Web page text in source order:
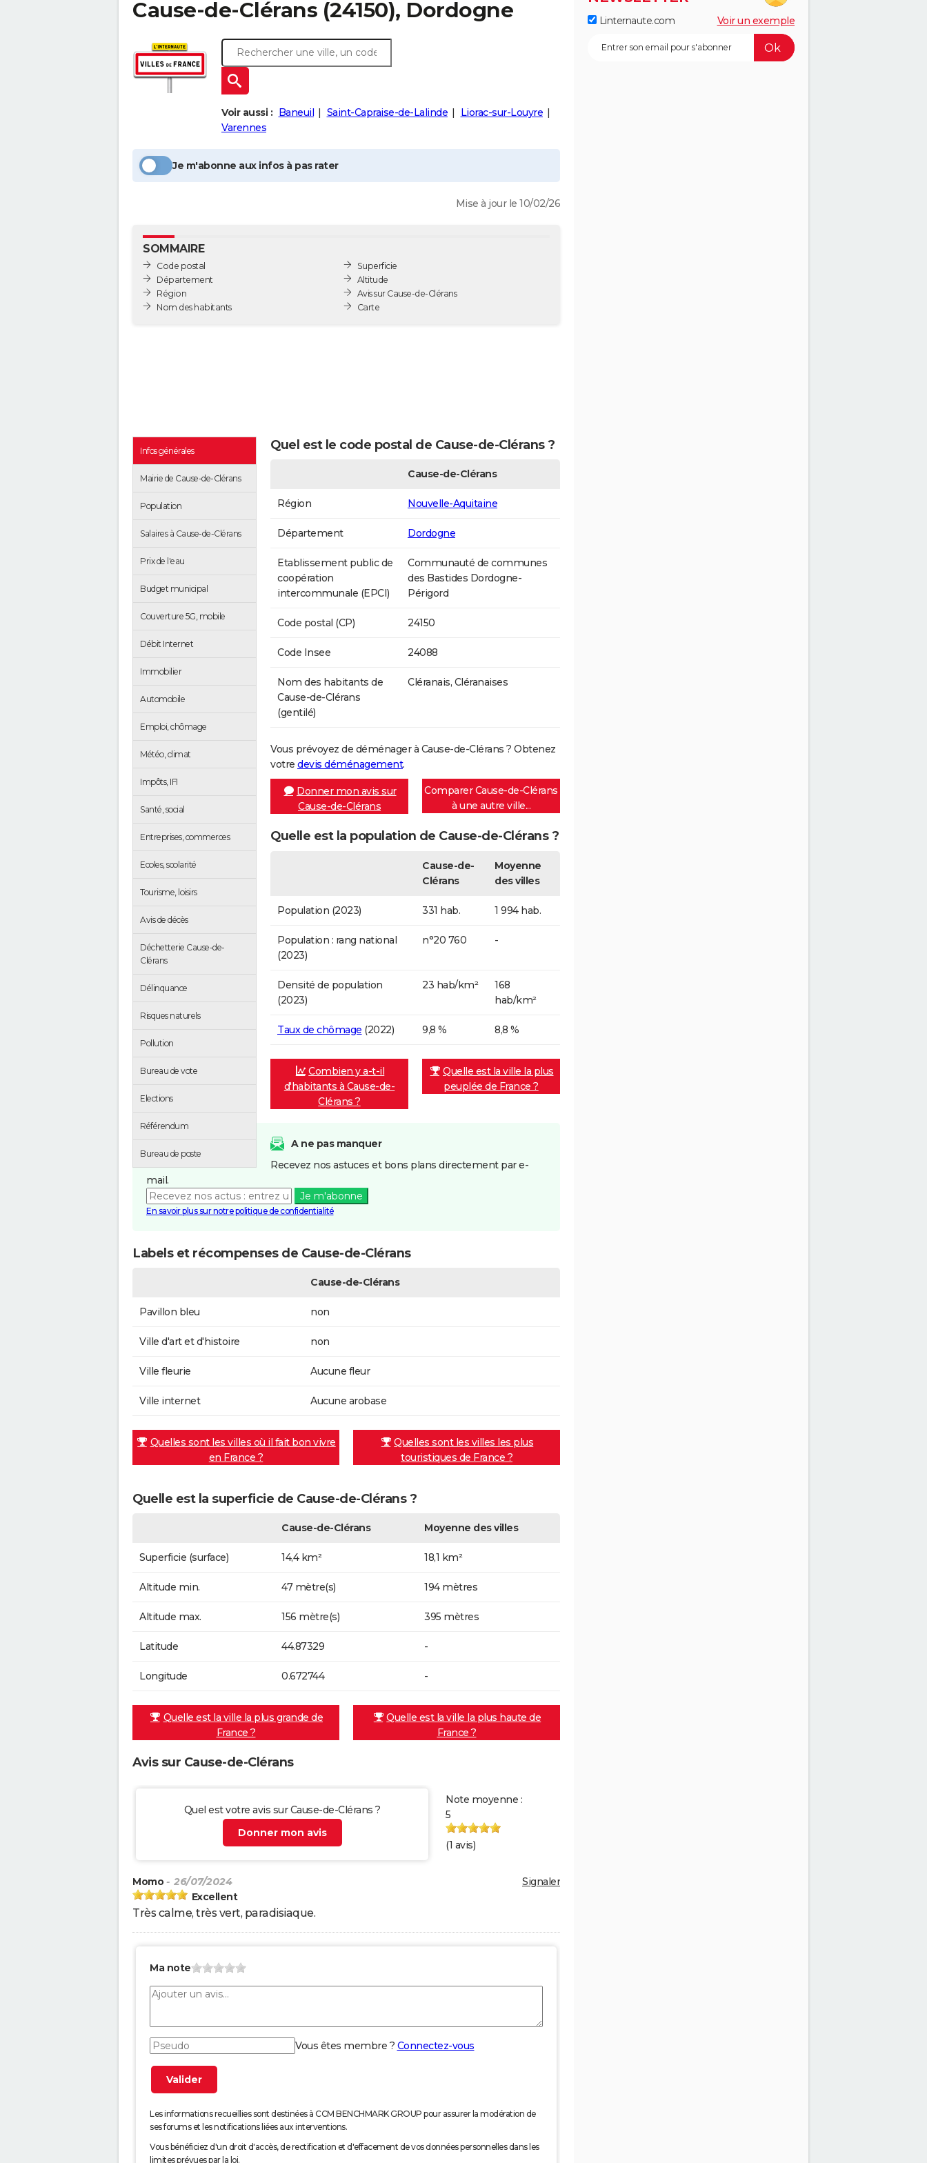
Cause-de-Clérans (24150), Dordogne
Voir aussi : Baneuil Saint-Capraise-de-Lalinde
Liorac-sur-Louyre
Varennes
Je m'abonne aux infos à pas rater
Mise à jour le 10/02/26
SOMMAIRE
Code postal
Département
Région
Nom des habitants
Superficie
Altitude
Avis sur Cause-de-Clérans
Carte
Infos générales
Mairie de Cause-de-Clérans
Population
Salaires à Cause-de-Clérans
Prix de l'eau
Budget municipal
Couverture 5G, mobile
Débit Internet
Immobilier
Automobile
Emploi, chômage
Météo, climat
Impôts, IFI
Santé, social
Entreprises, commerces
Ecoles, scolarité
Tourisme, loisirs
Avis de décès
Déchetterie Cause-de-
Clérans
Délinquance
Risques naturels
Pollution
Bureau de vote
Elections
Référendum
Bureau de poste
Quel est le code postal de Cause-de-Clérans ?
Cause-de-Clérans
Région Nouvelle-Aquitaine
Département Dordogne
Etablissement public de
coopération
intercommunale (EPCI)
Communauté de communes
des Bastides Dordogne-
Périgord
Code postal (CP) 24150
Code Insee 24088
Nom des habitants de
Cause-de-Clérans
(gentilé)
Cléranais, Cléranaises
Vous prévoyez de déménager à Cause-de-Clérans ? Obtenez
votre devis déménagement.
Donner mon avis sur
Cause-de-Clérans
Comparer Cause-de-Clérans
à une autre ville...
Quelle est la population de Cause-de-Clérans ?
Cause-de-
Clérans
Moyenne
des villes
Population (2023) 331 hab. 1 994 hab.
Population : rang national
(2023)
n°20 760 -
Densité de population
(2023)
23 hab/km²
168
hab/km²
Taux de chômage (2022) 9,8 % 8,8 %
Combien y a-t-il
d'habitants à Cause-de-
Clérans ?
Quelle est la ville la plus
peuplée de France ?
A ne pas manquer
Recevez nos astuces et bons plans directement par e-
mail.
Je m'abonne
En savoir plus sur notre politique de confidentialité
Labels et récompenses de Cause-de-Clérans
Cause-de-Clérans
Pavillon bleu non
Ville d'art et d'histoire non
Ville fleurie Aucune fleur
Ville internet Aucune arobase
Quelles sont les villes où il fait bon vivre
en France ?
Quelles sont les villes les plus
touristiques de France ?
Quelle est la superficie de Cause-de-Clérans ?
Cause-de-Clérans Moyenne des villes
Superficie (surface) 14,4 km² 18,1 km²
Altitude min. 47 mètre(s) 194 mètres
Altitude max. 156 mètre(s) 395 mètres
Latitude 44.87329 -
Longitude 0.672744 -
Quelle est la ville la plus grande de
France ?
Quelle est la ville la plus haute de
France ?
Avis sur Cause-de-Clérans
Quel est votre avis sur Cause-de-Clérans ?
Donner mon avis
Note moyenne :
5
(1 avis)
Signaler
Momo - 26/07/2024
Excellent
Très calme, très vert, paradisiaque.
Ma note
Vous êtes membre ? Connectez-vous
Les informations recueillies sont destinées à CCM BENCHMARK GROUP pour assurer la modération de
ses forums et les notifications liées aux interventions.
Vous bénéficiez d'un droit d'accès, de rectification et d'effacement de vos données personnelles dans les
limites prévues par la loi.
Linternaute.com Voir un exemple